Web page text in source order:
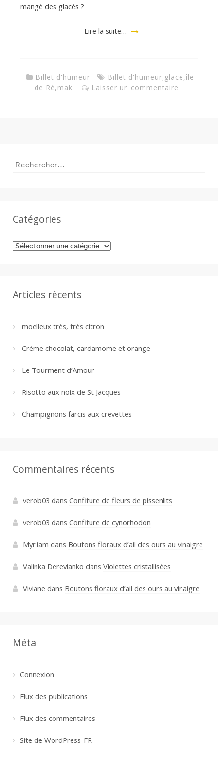
mangé des glacés ?
Lire la suite…
Billet d'humeur Billet d'humeur, glace,île
de Ré,maki Laisser un commentaire
Rechercher :
Catégories
Catégories
Articles récents
moelleux très, très citron
Crème chocolat, cardamome et orange
Le Tourment d’Amour
Risotto aux noix de St Jacques
Champignons farcis aux crevettes
Commentaires récents
verob03 dans Confiture de fleurs de pissenlits
verob03 dans Confiture de cynorhodon
Myr.iam dans Boutons floraux d’ail des ours au vinaigre
Valinka Derevianko dans Violettes cristallisées
Viviane dans Boutons floraux d’ail des ours au vinaigre
Méta
Connexion
Flux des publications
Flux des commentaires
Site de WordPress-FR